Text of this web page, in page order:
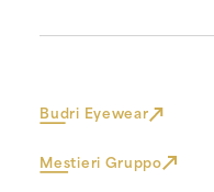
Budri Eyewear
Mestieri Gruppo